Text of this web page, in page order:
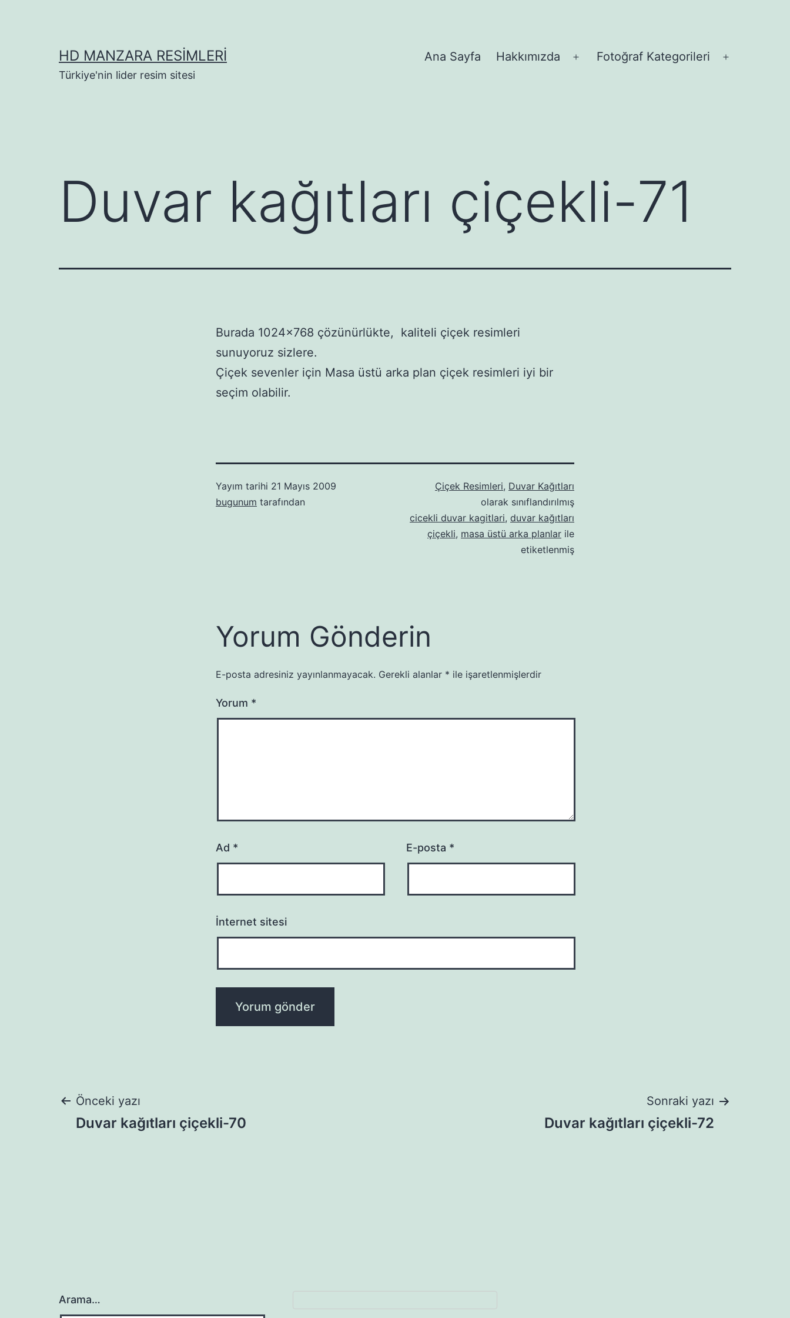
HD MANZARA RESIMLERI
Türkiye'nin lider resim sitesi
Ana Sayfa Hakkımızda
Menüyü
Fotoğraf Kategorileri
Duvar kağıtları çiçekli-71
Burada 1024×768 çözünürlükte, kaliteli çiçek resimleri
sunuyoruz sizlere.
Çiçek sevenler için Masa üstü arka plan çiçek resimleri iyi bir
seçim olabilir.
Yayım tarihi 21 Mayıs 2009
bugunum tarafından
Çiçek Resimleri, Duvar Kağıtları
olarak sınıflandırılmış
cicekli duvar kagitlari, duvar kağıtları
çiçekli, masa üstü arka planlar ile
etiketlenmiş
Yorum Gönderin
E-posta adresiniz yayınlanmayacak. Gerekli alanlar * ile işaretlenmişlerdir
Yorum *
Ad * E-posta *
İnternet sitesi
Yazı
Önceki yazı
Duvar kağıtları çiçekli-70
Sonraki yazı
Duvar kağıtları çiçekli-72
Arama…